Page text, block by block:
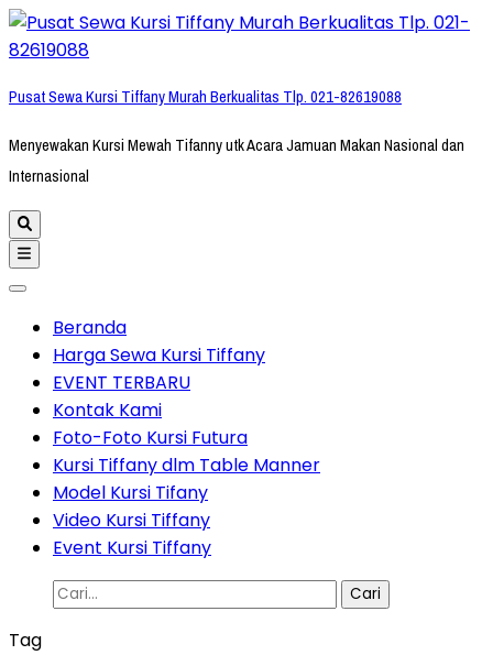
Lompat
ke
(Tekan
Pusat Sewa Kursi Tiffany Murah Berkualitas Tlp. 021-82619088
Menyewakan Kursi Mewah Tifanny utk Acara Jamuan Makan Nasional dan
Internasional
Beranda
Harga Sewa Kursi Tiffany
EVENT TERBARU
Kontak Kami
Foto-Foto Kursi Futura
Kursi Tiffany dlm Table Manner
Model Kursi Tifany
Video Kursi Tiffany
Event Kursi Tiffany
Cari
Tag